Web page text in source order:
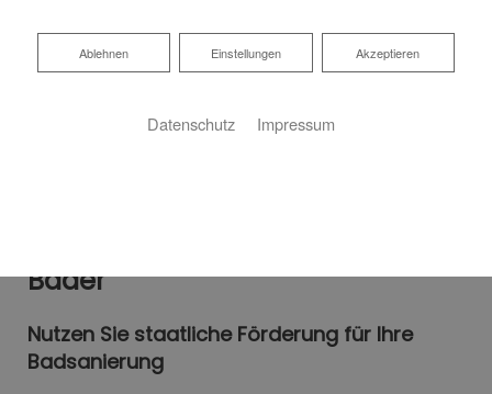
Bäder
Nutzen Sie staatliche Förderung für Ihre
Badsanierung
Akzeptieren
Einstellungen
Ablehnen
Ablehnen
Datenschutz Impressum